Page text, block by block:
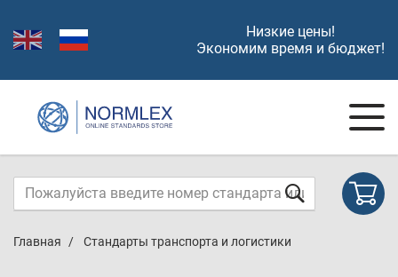
Низкие цены!
Экономим время и бюджет!
Главная Стандарты транспорта и логистики